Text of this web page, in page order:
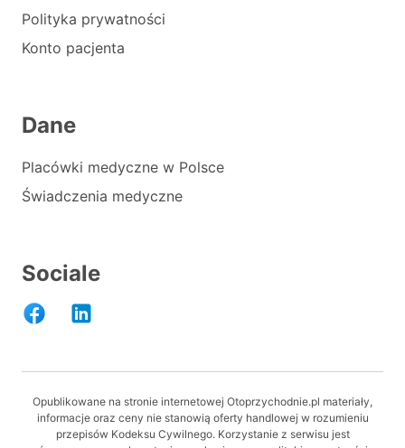
Polityka prywatności
Konto pacjenta
Dane
Placówki medyczne w Polsce
Świadczenia medyczne
Sociale
Opublikowane na stronie internetowej Otoprzychodnie.pl materiały,
informacje oraz ceny nie stanowią oferty handlowej w rozumieniu
przepisów Kodeksu Cywilnego. Korzystanie z serwisu jest